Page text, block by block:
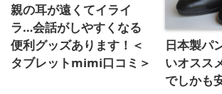
親の耳が遠くてイライ
ラ…会話がしやすくなる
便利グッズあります！＜
タブレットmimi口コミ＞
日本製パ
いオスス
でしかも